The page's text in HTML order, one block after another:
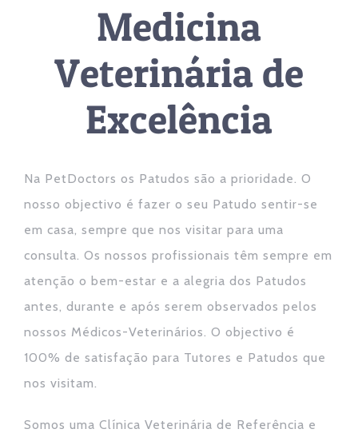
Medicina
Veterinária de
Excelência
Na PetDoctors os Patudos são a prioridade. O
nosso objectivo é fazer o seu Patudo sentir-se
em casa, sempre que nos visitar para uma
consulta. Os nossos profissionais têm sempre em
atenção o bem-estar e a alegria dos Patudos
antes, durante e após serem observados pelos
nossos Médicos-Veterinários. O objectivo é
100% de satisfação para Tutores e Patudos que
nos visitam.
Somos uma Clínica Veterinária de Referência e